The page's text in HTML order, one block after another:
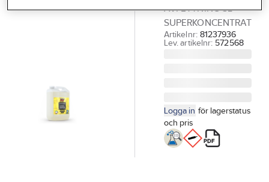
AVFETTNING 5L
SUPERKONCENTRAT
Artikelnr: 81237936
Lev. artikelnr: 572568
Logga in för lagerstatus
och pris